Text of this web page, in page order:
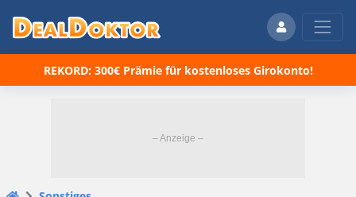
REKORD: 300€ Prämie für kostenloses Girokonto!